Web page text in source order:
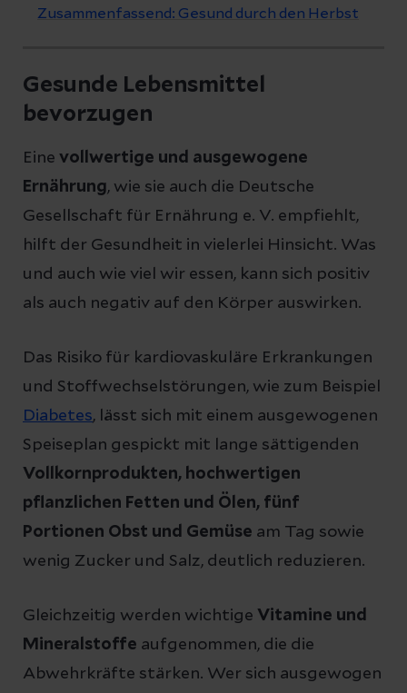
Zusammenfassend: Gesund durch den Herbst
Gesunde Lebensmittel
bevorzugen
Eine vollwertige und ausgewogene
Ernährung, wie sie auch die Deutsche
Gesellschaft für Ernährung e. V. empfiehlt,
hilft der Gesundheit in vielerlei Hinsicht. Was
und auch wie viel wir essen, kann sich positiv
als auch negativ auf den Körper auswirken.
Das Risiko für kardiovaskuläre Erkrankungen
und Stoffwechselstörungen, wie zum Beispiel
Diabetes, lässt sich mit einem ausgewogenen
Speiseplan gespickt mit lange sättigenden
Vollkornprodukten, hochwertigen
pflanzlichen Fetten und Ölen, fünf
Portionen Obst und Gemüse am Tag sowie
wenig Zucker und Salz, deutlich reduzieren.
Gleichzeitig werden wichtige Vitamine und
Mineralstoffe aufgenommen, die die
Abwehrkräfte stärken. Wer sich ausgewogen